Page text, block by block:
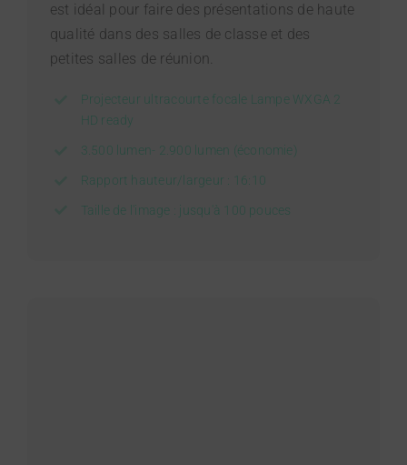
est idéal pour faire des présentations de haute
qualité dans des salles de classe et des
petites salles de réunion.
Projecteur ultracourte focale Lampe WXGA 2
HD ready
3.500 lumen- 2.900 lumen (économie)
Rapport hauteur/largeur : 16:10
Taille de l'image : jusqu'à 100 pouces